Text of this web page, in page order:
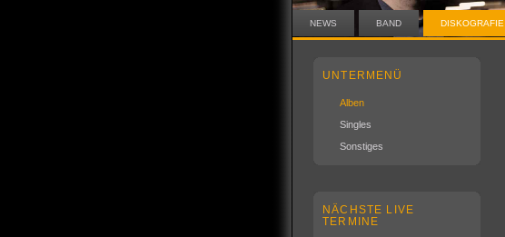
NEWS BAND DISKOGRAFIE
UNTERMENÜ
Alben
Singles
Sonstiges
NÄCHSTE LIVE
TERMINE